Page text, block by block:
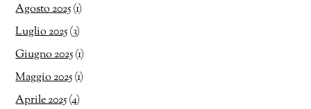
Agosto 2025(1)
Luglio 2025(3)
Giugno 2025(1)
Maggio 2025(1)
Aprile 2025(4)